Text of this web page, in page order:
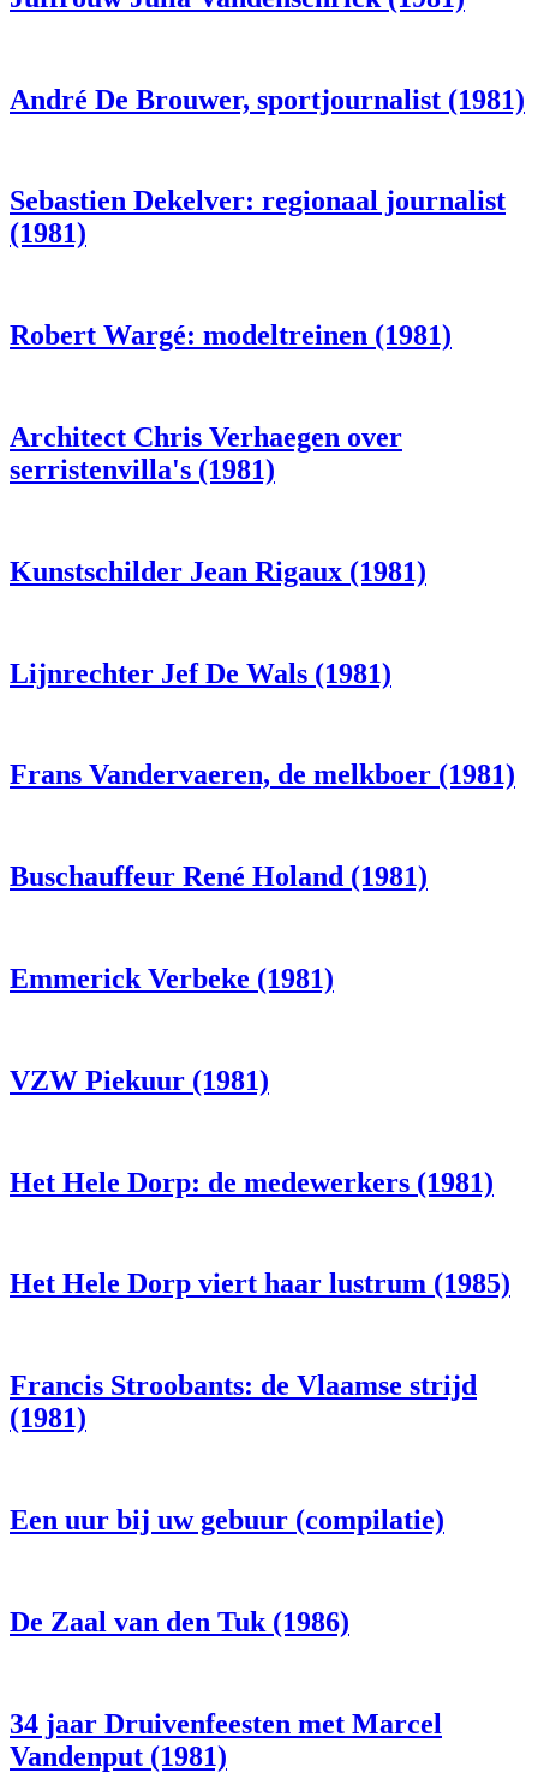
André De Brouwer, sportjournalist (1981)
Sebastien Dekelver: regionaal journalist
(1981)
Robert Wargé: modeltreinen (1981)
Architect Chris Verhaegen over
serristenvilla's (1981)
Kunstschilder Jean Rigaux (1981)
Lijnrechter Jef De Wals (1981)
Frans Vandervaeren, de melkboer (1981)
Buschauffeur René Holand (1981)
Emmerick Verbeke (1981)
VZW Piekuur (1981)
Het Hele Dorp: de medewerkers (1981)
Het Hele Dorp viert haar lustrum (1985)
Francis Stroobants: de Vlaamse strijd
(1981)
Een uur bij uw gebuur (compilatie)
De Zaal van den Tuk (1986)
34 jaar Druivenfeesten met Marcel
Vandenput (1981)